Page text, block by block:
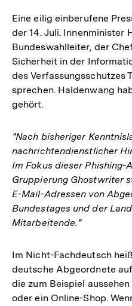
Eine eilig einberufene
der 14. Juli. Innenminister
Bundeswahlleiter, der
Sicherheit in der
des Verfassungsschutzes
sprechen. Haldenwang
gehört.
"Nach bisheriger
nachrichtendienstlicher
Im Fokus dieser Phishing-
Gruppierung Ghostwriter
E-Mail-Adressen von
Bundestages und der
Mitarbeitende."
Im Nicht-Fachdeutsch
deutsche Abgeordnete
die zum Beispiel
oder ein Online-Shop.